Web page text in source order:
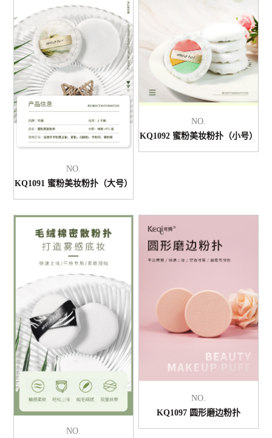
NO.
KQ1091 蜜粉美妆粉扑（大号）
NO.
KQ1092 蜜粉美妆粉扑（小号）
NO.
NO.
KQ1097 圆形磨边粉扑